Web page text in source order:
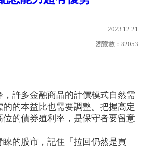
2023.12.21
瀏覽數： 82053
，許多金融商品的計價模式自然需
的的本益比也需要調整。把握高定
位的債券殖利率，是保守者要留意
睞的股市，記住「拉回仍然是買